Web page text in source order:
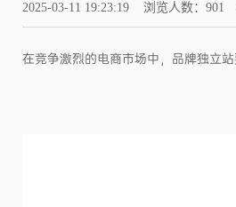
2025-03-11 19:23:19 浏览人数：901
在竞争激烈的电商市场中，品牌独立